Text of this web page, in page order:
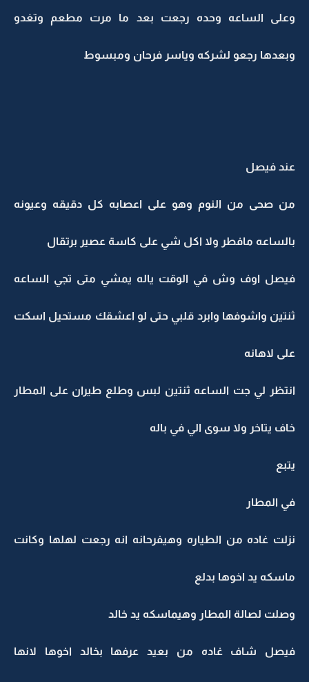
وعلى الساعه وحده رجعت بعد ما مرت مطعم وتغدو
وبعدها رجعو لشركه وياسر فرحان ومبسوط
عند فيصل
من صحى من النوم وهو على اعصابه كل دقيقه وعيونه
بالساعه مافطر ولا اكل شي على كاسة عصير برتقال
فيصل اوف وش في الوقت ياله يمشي متى تجي الساعه
ثنتين واشوفها وابرد قلبي حتى لو اعشقك مستحيل اسكت
على لاهانه
انتظر لي جت الساعه ثنتين لبس وطلع طيران على المطار
خاف يتاخر ولا سوى الي في باله
يتبع
في المطار
نزلت غاده من الطياره وهيفرحانه انه رجعت لهلها وكانت
ماسكه يد اخوها بدلع
وصلت لصالة المطار وهيماسكه يد خالد
فيصل شاف غاده من بعيد عرفها بخالد اخوها لانها